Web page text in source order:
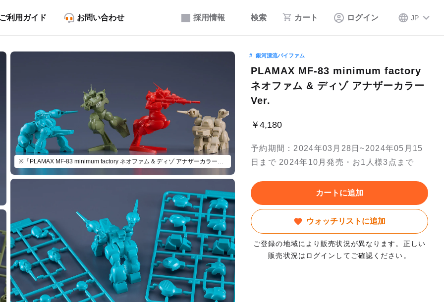
採用情報 検索 カート ログイン JP
利用ガイド お問い合わせ
※「PLAMAX MF-83 minimum factory ネオファム & ディゾ アナザーカラーVer. 」以外は付属いたしません。
銀河漂流バイファム
PLAMAX MF-83 minimum factory
ネオファム & ディゾ アナザーカラー
Ver.
￥4,180
予約期間：2024年03月28日~2024年05月15
日まで 2024年10月発売・お1人様3点まで
カートに追加
ウォッチリストに追加
ご登録の地域により販売状況が異なります。正しい
販売状況はログインしてご確認ください。